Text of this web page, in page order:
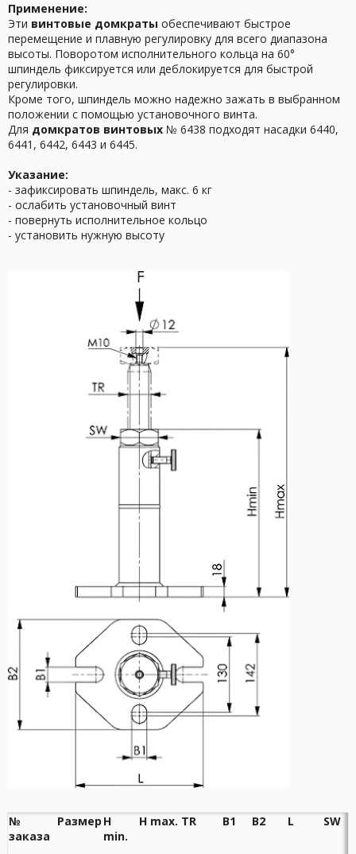
Применение:
Эти винтовые домкраты обеспечивают быстрое
перемещение и плавную регулировку для всего диапазона
высоты. Поворотом исполнительного кольца на 60°
шпиндель фиксируется или деблокируется для быстрой
регулировки.
Кроме того, шпиндель можно надежно зажать в выбранном
положении с помощью установочного винта.
Для домкратов винтовых № 6438 подходят насадки 6440,
6441, 6442, 6443 и 6445.
Указание:
- зафиксировать шпиндель, макс. 6 кг
- ослабить установочный винт
- повернуть исполнительное кольцо
- установить нужную высоту
№
заказа
Размер H
min.
H max. TR B1 B2 L SW